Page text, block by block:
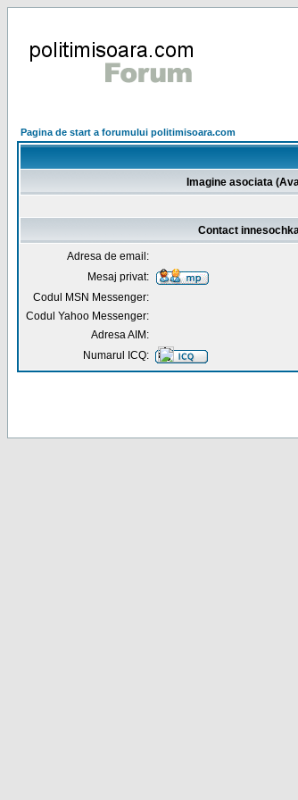
Pagina de start a forumului politimisoara.com
Imagine asociata
Contact
Adresa de email:
Mesaj privat:
Codul MSN Messenger:
Codul Yahoo Messenger:
Adresa AIM:
Numarul ICQ: